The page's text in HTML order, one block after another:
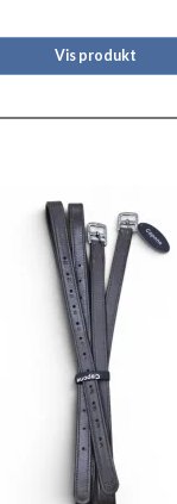
Vis produkt